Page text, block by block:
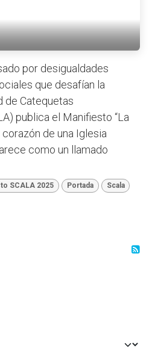
por desigualdades
que desafían la
de Catequetas
publica el Manifiesto “La
de una Iglesia
como un llamado
SCALA 2025 Portada Scala